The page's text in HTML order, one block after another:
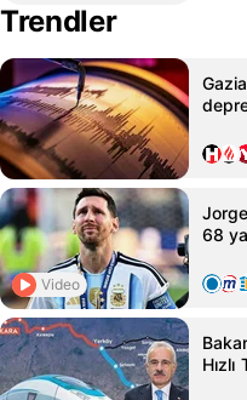
Trendler
Video
68